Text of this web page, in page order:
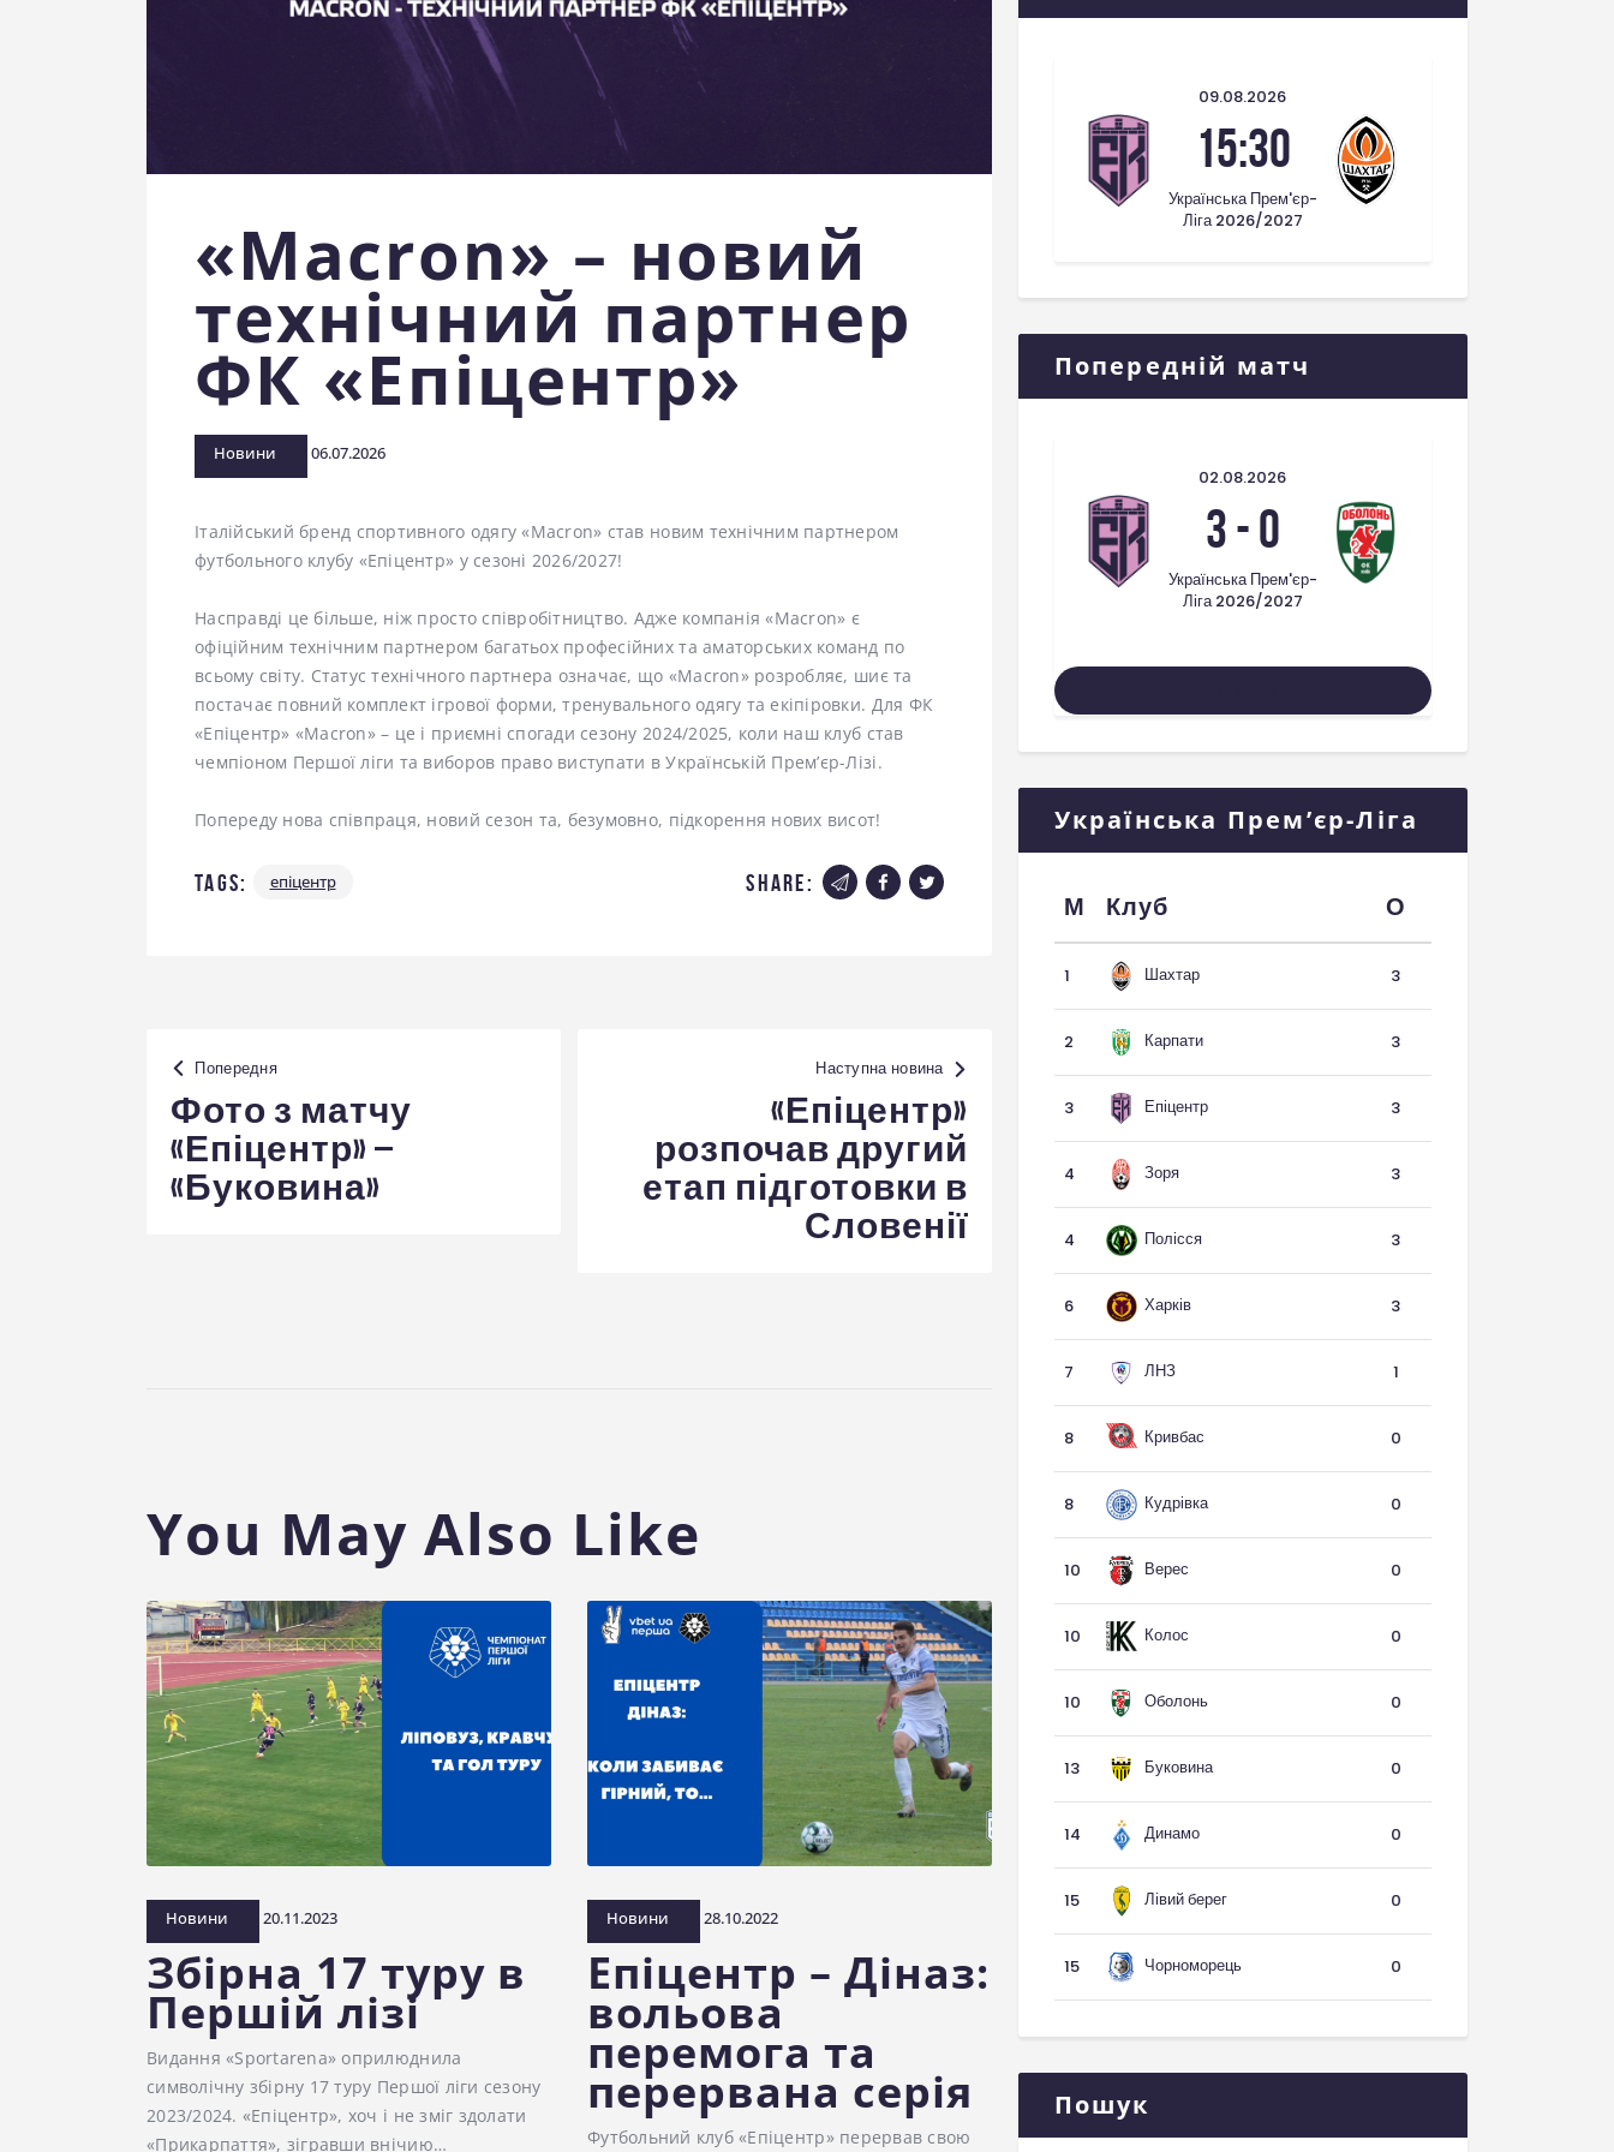
«Macron» – новий
технічний партнер
ФК «Епіцентр»
Новини 06.07.2026
Італійський бренд спортивного одягу «Macron» став новим технічним партнером
футбольного клубу «Епіцентр» у сезоні 2026/2027!
Насправді це більше, ніж просто співробітництво. Адже компанія «Macron» є
офіційним технічним партнером багатьох професійних та аматорських команд по
всьому світу. Статус технічного партнера означає, що «Macron» розробляє, шиє та
постачає повний комплект ігрової форми, тренувального одягу та екіпіровки. Для ФК
«Епіцентр» «Macron» – це і приємні спогади сезону 2024/2025, коли наш клуб став
чемпіоном Першої ліги та виборов право виступати в Українській Прем’єр-Лізі.
Попереду нова співпраця, новий сезон та, безумовно, підкорення нових висот!
Tags: епіцентр share:
Навігація
записів
Попередня
Фото з матчу
«Епіцентр» –
«Буковина»
Наступна новина
«Епіцентр»
розпочав другий
етап підготовки в
Словенії
You May Also Like
Новини 20.11.2023
Збірна 17 туру в
Першій лізі
Видання «Sportarena» оприлюднила
символічну збірну 17 туру Першої ліги сезону
2023/2024. «Епіцентр», хоч і не зміг здолати
«Прикарпаття», зігравши внічию…
Новини 28.10.2022
Епіцентр – Діназ:
вольова
перемога та
перервана серія
Футбольний клуб «Епіцентр» перервав свою
09.08.2026
15:30
Українська Прем'єр-
Ліга 2026/2027
Попередній матч
02.08.2026
3-0
Українська Прем'єр-
Ліга 2026/2027
Українська Прем’єр-Ліга
М Клуб О
1 Шахтар 3
2 Карпати 3
3 Епіцентр 3
4 Зоря 3
4 Полісся 3
6 Харків 3
7 ЛНЗ 1
8 Кривбас 0
8 Кудрівка 0
10 Верес 0
10 Колос 0
10 Оболонь 0
13 Буковина 0
14 Динамо 0
15 Лівий берег 0
15 Чорноморець 0
Пошук